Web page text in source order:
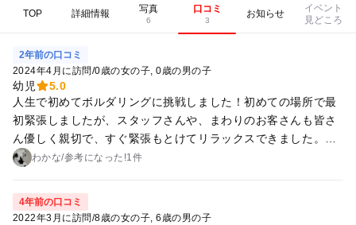
TOP 詳細情報 写真
6
口コミ
3
お知らせ
イベント
見どころ
2年前の口コミ
2024年4月に訪問/0歳の女の子 0歳の男の子
幼児
5.0
人生で初めてボルダリングに挑戦しました！初めての場所で最
初緊張しましたが、スタッフさんや、まわりのお客さんも皆さ
ん優しく親切で、すぐ緊張もとけてリラックスできました。運
動経験ほとんどないけど、何本か登れてうれしかったです。次
わかな/参考になった!1件
4年前の口コミ
2022年3月に訪問/8歳の女の子 6歳の男の子